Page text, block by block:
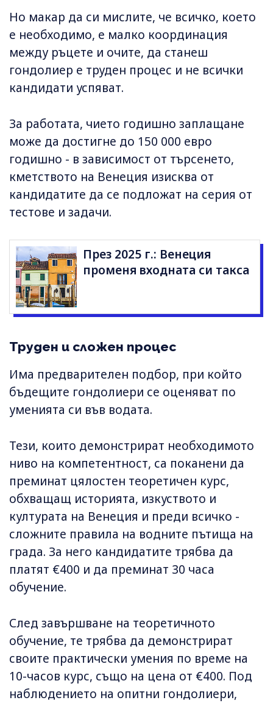
Но макар да си мислите, че всичко, което
е необходимо, е малко координация
между ръцете и очите, да станеш
гондолиер е труден процес и не всички
кандидати успяват.
За работата, чието годишно заплащане
може да достигне до 150 000 евро
годишно - в зависимост от търсенето,
кметството на Венеция изисква от
кандидатите да се подложат на серия от
тестове и задачи.
През 2025 г.: Венеция
променя входната си такса
Труден и сложен процес
Има предварителен подбор, при който
бъдещите гондолиери се оценяват по
уменията си във водата.
Тези, които демонстрират необходимото
ниво на компетентност, са поканени да
преминат цялостен теоретичен курс,
обхващащ историята, изкуството и
културата на Венеция и преди всичко -
сложните правила на водните пътища на
града. За него кандидатите трябва да
платят €400 и да преминат 30 часа
обучение.
След завършване на теоретичното
обучение, те трябва да демонстрират
своите практически умения по време на
10-часов курс, също на цена от €400. Под
наблюдението на опитни гондолиери,